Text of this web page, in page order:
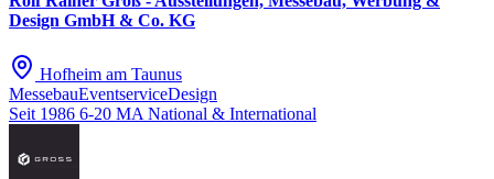
Design GmbH & Co. KG
Hofheim am Taunus
MessebauEventserviceDesign
Seit 1986 6-20 MA National & International